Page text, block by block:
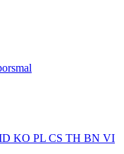
KO PL CS TH BN VI